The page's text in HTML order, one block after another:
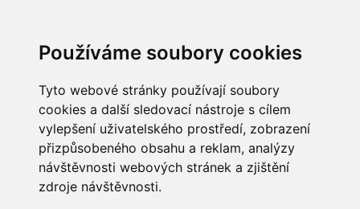
Používáme soubory cookies
Tyto webové stránky používají soubory
cookies a další sledovací nástroje s cílem
vylepšení uživatelského prostředí, zobrazení
přizpůsobeného obsahu a reklam, analýzy
návštěvnosti webových stránek a zjištění
zdroje návštěvnosti.